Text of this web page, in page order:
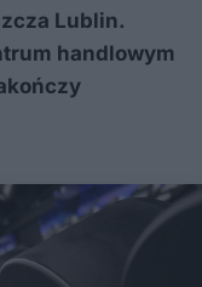
Lublin.
handlowym